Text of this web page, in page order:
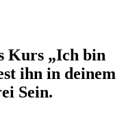
Kurs „Ich bin
ihn in deinem
Sein.